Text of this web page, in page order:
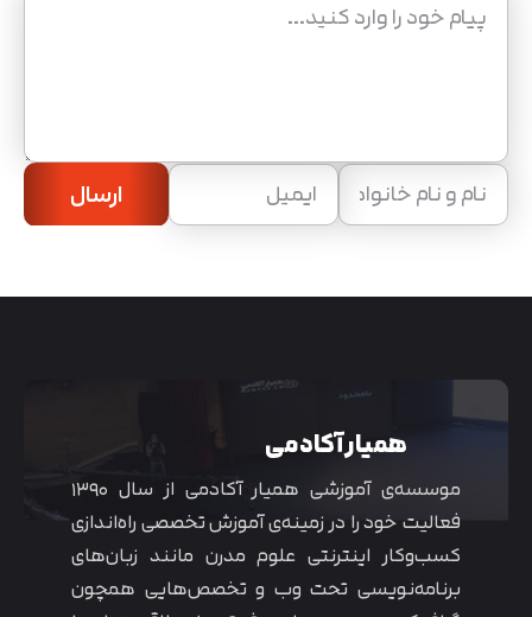
ارسال
همیار آکادمی
موسسه‌ی آموزشی همیار آکادمی از سال ۱۳۹۰
فعالیت خود را در زمینه‌ی آموزش تخصصی راه‌اندازی
کسب‌و‌کار اینترنتی علوم مدرن مانند زبان‌های
برنامه‌نویسی تحت وب و تخصص‌هایی همچون